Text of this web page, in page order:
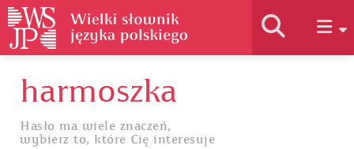
Historia słownika
Jak korzystać
harmoszka
Hasło ma wiele znaczeń,
wybierz to, które Cię interesuje